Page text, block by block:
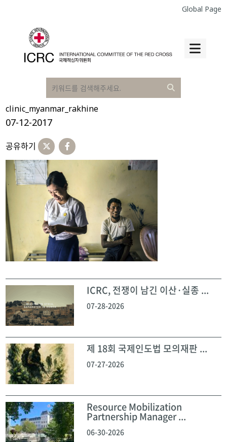
Global Page
clinic_myanmar_rakhine
07-12-2017
공유하기
ICRC, 전쟁이 남긴 이산·실종 ...
07-28-2026
제 18회 국제인도법 모의재판 ...
07-27-2026
Resource Mobilization
Partnership Manager ...
06-30-2026